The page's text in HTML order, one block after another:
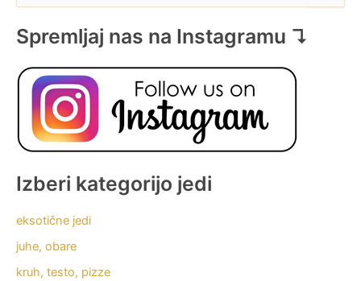
r
c
f
Spremljaj nas na Instagramu ↴
Izberi kategorijo jedi
eksotične jedi
juhe, obare
kruh, testo, pizze